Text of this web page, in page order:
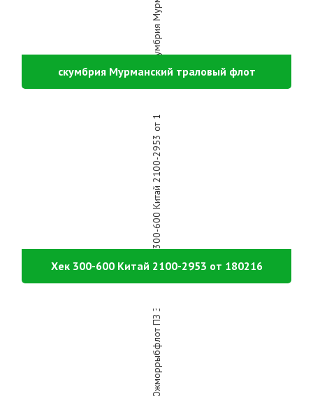
скумбрия Мурманский траловый флот
Хек 300-600 Китай 2100-2953 от 180216